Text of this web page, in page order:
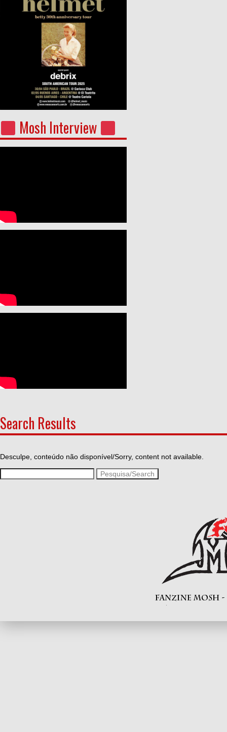
Mosh Interview
Search Results
Desculpe, conteúdo não disponível/Sorry, content not available.